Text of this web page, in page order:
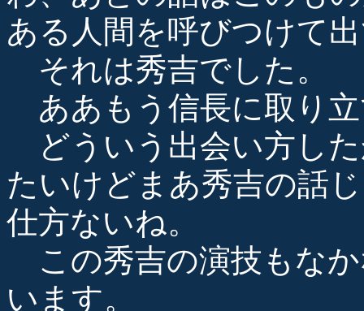
ある人間を呼びつけて
それは秀吉でした。
ああもう信長に取り
どういう出会い方し
たいけどまあ秀吉の話
仕方ないね。
この秀吉の演技もな
います。